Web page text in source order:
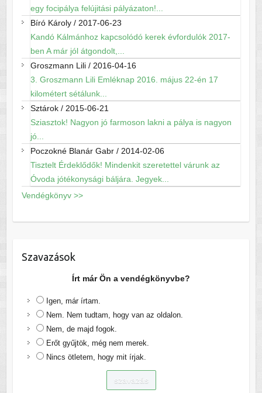
egy focipálya felújitási pályázaton!...
Bíró Károly/ 2017-06-23
Kandó Kálmánhoz kapcsolódó kerek évfordulók 2017-
ben A már jól átgondolt,...
Groszmann Lili/ 2016-04-16
3. Groszmann Lili Emléknap 2016. május 22-én 17
kilométert sétálunk...
Sztárok/ 2015-06-21
Sziasztok! Nagyon jó farmoson lakni a pálya is nagyon
jó...
Poczokné Blanár Gabr/ 2014-02-06
Tisztelt Érdeklődők! Mindenkit szeretettel várunk az
Óvoda jótékonysági báljára. Jegyek...
Vendégkönyv >>
Szavazások
Írt már Ön a vendégkönyvbe?
Igen, már írtam.
Nem. Nem tudtam, hogy van az oldalon.
Nem, de majd fogok.
Erőt gyűjtök, még nem merek.
Nincs ötletem, hogy mit írjak.